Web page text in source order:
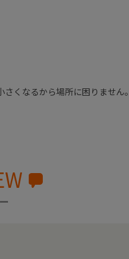
くなるから場所に困りません。